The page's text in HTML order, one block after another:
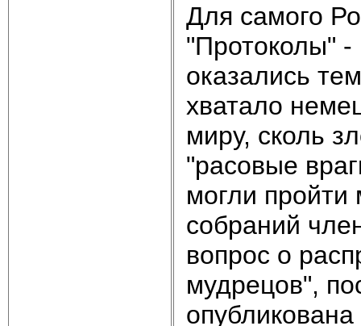
Для самого
"Протоколы"
оказались
хватало
миру, сколь
"расовые
могли
собраний
вопрос о
мудрецов",